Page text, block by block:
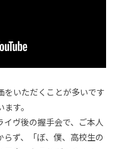
をいただくことが多いです
す。
ヴ後の握手会で、ご本人
ず、「ぼ、僕、高校生の